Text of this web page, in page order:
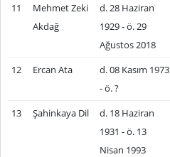
11
Mehmet Zeki
Akdağ
d. 28 Haziran
1929 - ö. 29
Ağustos 2018
12 Ercan Ata
d. 08 Kasım 1973
- ö. ?
13 Şahinkaya Dil
d. 18 Haziran
1931 - ö. 13
Nisan 1993